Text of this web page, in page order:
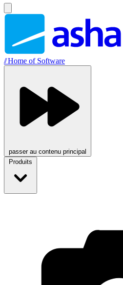
//Home of Software
passer au contenu principal
Produits